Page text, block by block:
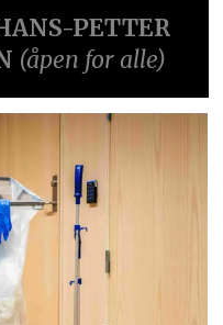
PETTER
(åpen for alle)